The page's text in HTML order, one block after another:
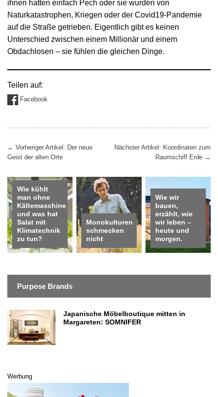
ihnen hatten einfach Pech oder sie wurden von
Naturkatastrophen, Kriegen oder der Covid19-Pandemie
auf die Straße getrieben. Eigentlich gibt es keinen
Unterschied zwischen einem Millionär und einem
Obdachlosen – sie fühlen die gleichen Dinge.
Teilen auf:
Facebook
← Vorheriger Artikel: Der neue
Geist der alten Orte
Nächster Artikel: Koordinaten zum
Raumschiff Erde →
Wie kühlt
man ohne
Kältemaschine
und was hat
Salat mit
Klimatechnik
zu tun?
Monokulturen
schmecken
nicht
Wie wir
bauen,
erzählt, wie
wir leben –
heute und
morgen.
Purpose Brands
Japanische Möbelboutique mitten in
Margareten: SOMNIFER
Werbung